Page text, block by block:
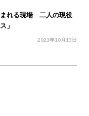
まれる現場 二人の現役
」
2023年10月13日